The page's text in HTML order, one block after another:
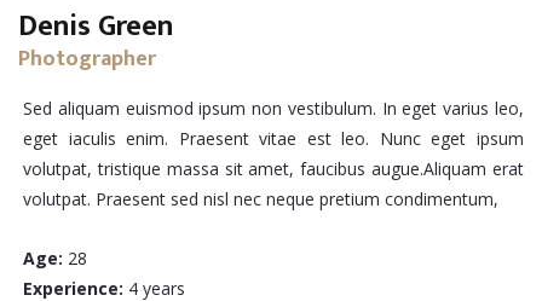
Denis Green
Photographer
Sed aliquam euismod ipsum non vestibulum. In eget varius leo,
eget iaculis enim. Praesent vitae est leo. Nunc eget ipsum
volutpat, tristique massa sit amet, faucibus augue.Aliquam erat
volutpat. Praesent sed nisl nec neque pretium condimentum,
Age: 28
Experience: 4 years